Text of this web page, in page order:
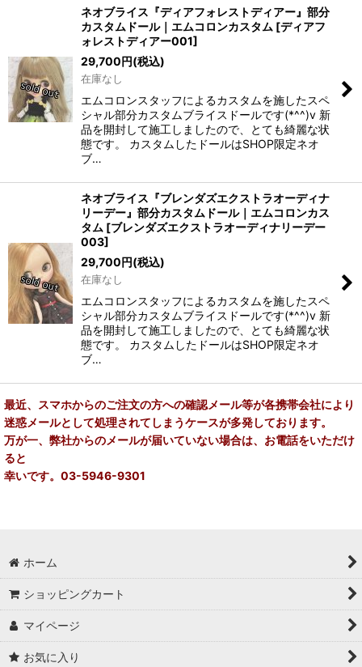
ネオブライス『ディアフォレストディアー』部分
カスタムドール｜エムコロンカスタム [ディアフ
ォレストディアー001]
29,700円(税込)
在庫なし
エムコロンスタッフによるカスタムを施したスペ
シャル部分カスタムブライスドールです(*^^)v 新
品を開封して施工しましたので、とても綺麗な状
態です。 カスタムしたドールはSHOP限定ネオ
ブ…
ネオブライス『ブレンダズエクストラオーディナ
リーデー』部分カスタムドール｜エムコロンカス
タム [ブレンダズエクストラオーディナリーデー
003]
29,700円(税込)
在庫なし
エムコロンスタッフによるカスタムを施したスペ
シャル部分カスタムブライスドールです(*^^)v 新
品を開封して施工しましたので、とても綺麗な状
態です。 カスタムしたドールはSHOP限定ネオ
ブ…
最近、スマホからのご注文の方への確認メール等が各携帯会社により
迷惑メールとして処理されてしまうケースが多発しております。
万が一、弊社からのメールが届いていない場合は、お電話をいただけ
ると
幸いです。03-5946-9301
ホーム
ショッピングカート
マイページ
お気に入り